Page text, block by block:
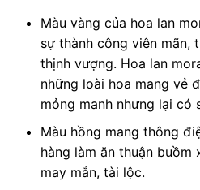
Màu vàng của hoa lan
sự thành công viên mãn,
thịnh vượng. Hoa lan
những loài hoa mang vẻ
mỏng manh nhưng lại có
Màu hồng mang thông
hàng làm ăn thuận buồm
may mắn, tài lộc.